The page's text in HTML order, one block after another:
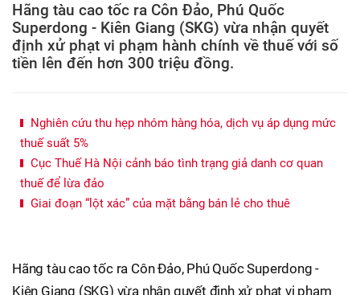
Hãng tàu cao tốc ra Côn Đảo, Phú Quốc
Superdong - Kiên Giang (SKG) vừa nhận quyết
định xử phạt vi phạm hành chính về thuế với số
tiền lên đến hơn 300 triệu đồng.
Nghiên cứu thu hẹp nhóm hàng hóa, dịch vụ áp dụng mức
thuế suất 5%
Cục Thuế Hà Nội cảnh báo tình trạng giả danh cơ quan
thuế để lừa đảo
Giai đoạn “lột xác” của mặt bằng bán lẻ cho thuê
Hãng tàu cao tốc ra Côn Đảo, Phú Quốc Superdong -
Kiên Giang (SKG) vừa nhận quyết định xử phạt vi phạm